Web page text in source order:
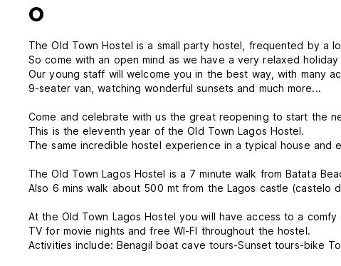
O
The Old Town Hostel is a small party hostel, frequented by a
So come with an open mind as we have a very relaxed
Our young staff will welcome you in the best way, with many
9-seater van, watching wonderful sunsets and much more...
Come and celebrate with us the great reopening to start the
This is the eleventh year of the Old Town Lagos Hostel.
The same incredible hostel experience in a typical house
The Old Town Lagos Hostel is a 7 minute walk from Batata
Also 6 mins walk about 500 mt from the Lagos castle (castelo
At the Old Town Lagos Hostel you will have access to a
TV for movie nights and free WI-FI throughout the hostel.
Activities include: Benagil boat cave tours-Sunset tours-bike